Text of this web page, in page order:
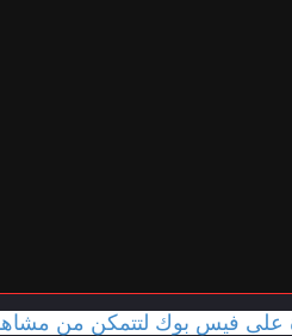
على فيس بوك لتتمكن من